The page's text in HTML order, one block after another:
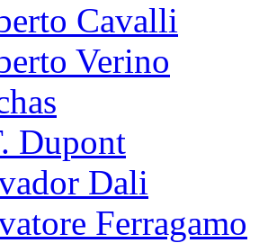
Cavalli
Verino
Dupont
Dali
Ferragamo